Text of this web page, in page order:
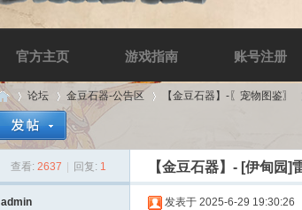
官方主页 游戏指南 账号注册
»
论坛
›
金豆石器-公告区 【金豆石器】-〖宠物图鉴〗
›
查看: 2637 回复: 1 【金豆石器】- [伊甸园]
admin 发表于 2025-6-29 19:30:26